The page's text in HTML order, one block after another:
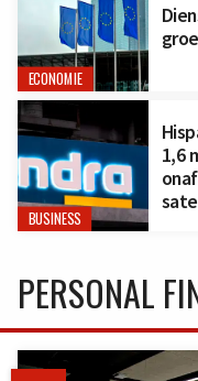
ECONOMIE
BUSINESS
1,6
PERSONAL